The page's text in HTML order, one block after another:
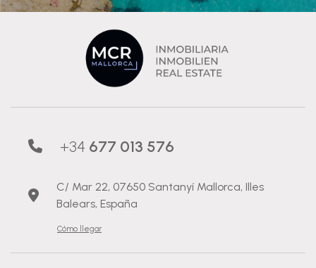
+34 677 013 576
C/ Mar 22, 07650 Santanyí Mallorca, Illes
Balears, España
Cómo llegar